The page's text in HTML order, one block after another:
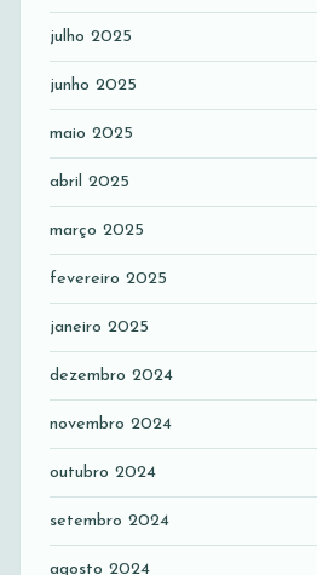
julho 2025
junho 2025
maio 2025
abril 2025
março 2025
fevereiro 2025
janeiro 2025
dezembro 2024
novembro 2024
outubro 2024
setembro 2024
agosto 2024